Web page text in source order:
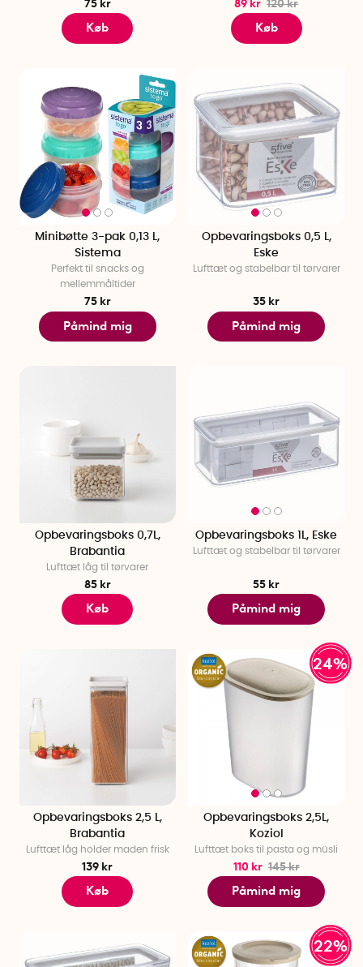
75 kr
Køb
89 kr 120 kr
Køb
Minibøtte 3-pak 0,13 L,
Sistema
Perfekt til snacks og
mellemmåltider
75 kr
Påmind mig
Opbevaringsboks 0,5 L,
Eske
Lufttæt og stabelbar til tørvarer
35 kr
Påmind mig
Opbevaringsboks 0,7L,
Brabantia
Lufttæt låg til tørvarer
85 kr
Køb
Opbevaringsboks 1L, Eske
Lufttæt og stabelbar til tørvarer
55 kr
Påmind mig
Opbevaringsboks 2,5 L,
Brabantia
Lufttæt låg holder maden frisk
139 kr
Køb
24%
Opbevaringsboks 2,5L,
Koziol
Lufttæt boks til pasta og müsli
110 kr 145 kr
Påmind mig
22%